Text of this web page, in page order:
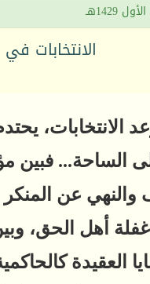
الانتخابات في
الانتخابات،
الساحة... فبين
والنهي عن المنكر
غفلة أهل الحق،
العقيدة